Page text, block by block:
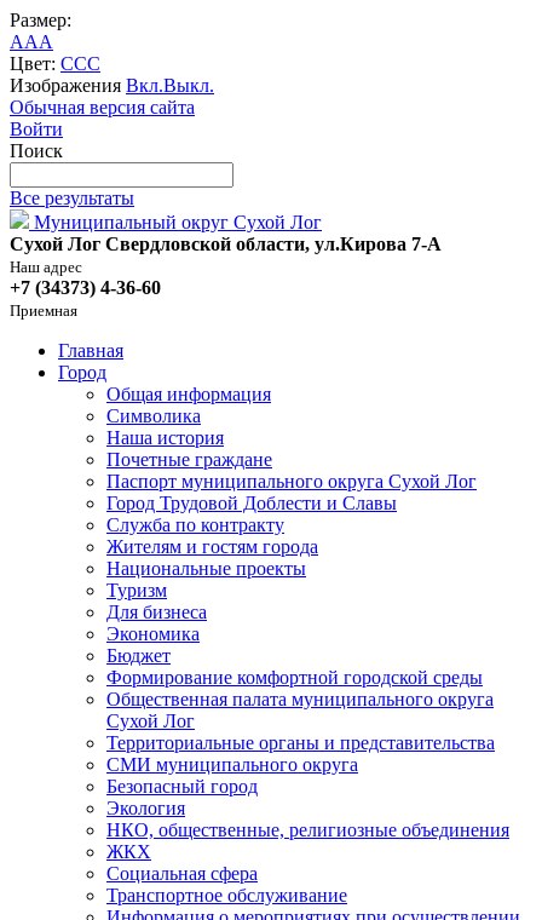
Размер:
AAA
Цвет: CCC
Изображения Вкл.Выкл.
Обычная версия сайта
Войти
Поиск
Все результаты
Муниципальный округ Сухой Лог
Сухой Лог Свердловской области, ул.Кирова 7-А
Наш адрес
+7 (34373) 4-36-60
Приемная
Главная
Город
Общая информация
Символика
Наша история
Почетные граждане
Паспорт муниципального округа Сухой Лог
Город Трудовой Доблести и Славы
Служба по контракту
Жителям и гостям города
Национальные проекты
Туризм
Для бизнеса
Экономика
Бюджет
Формирование комфортной городской среды
Общественная палата муниципального округа
Сухой Лог
Территориальные органы и представительства
СМИ муниципального округа
Безопасный город
Экология
НКО, общественные, религиозные объединения
ЖКХ
Социальная сфера
Транспортное обслуживание